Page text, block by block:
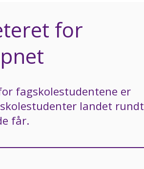
for
fagskolestudentene er
landet rundt
får.